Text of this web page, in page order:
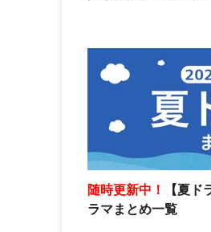
随時更新中！
【夏
ラマまとめ一覧